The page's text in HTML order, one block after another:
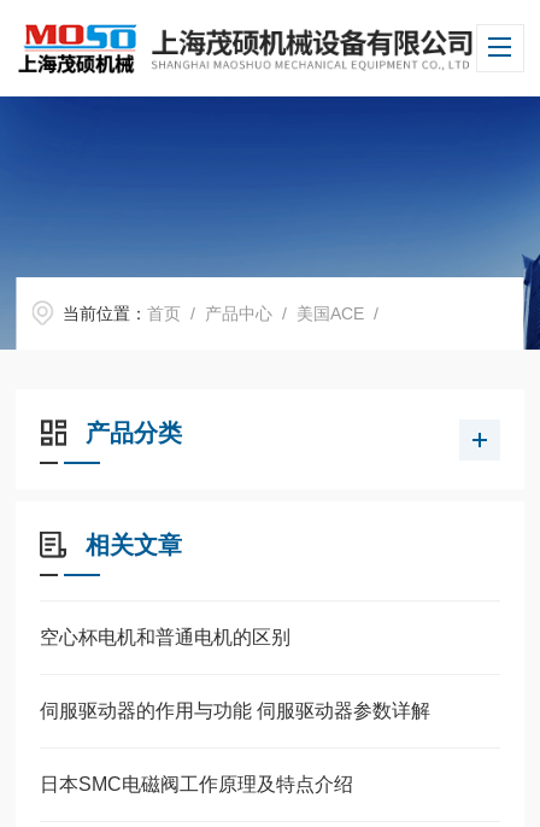
当前位置：首页 / 产品中心 / 美国ACE /
产品分类
相关文章
空心杯电机和普通电机的区别
伺服驱动器的作用与功能 伺服驱动器参数详解
日本SMC电磁阀工作原理及特点介绍